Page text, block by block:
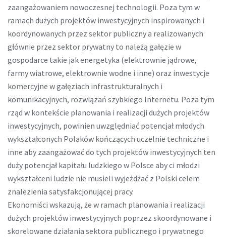
zaangażowaniem nowoczesnej technologii. Poza tym w
ramach dużych projektów inwestycyjnych inspirowanych i
koordynowanych przez sektor publiczny a realizowanych
głównie przez sektor prywatny to należą gałęzie w
gospodarce takie jak energetyka (elektrownie jądrowe,
farmy wiatrowe, elektrownie wodne i inne) oraz inwestycje
komercyjne w gałęziach infrastrukturalnych i
komunikacyjnych, rozwiązań szybkiego Internetu. Poza tym
rząd w kontekście planowania i realizacji dużych projektów
inwestycyjnych, powinien uwzględniać potencjał młodych
wykształconych Polaków kończących uczelnie techniczne i
inne aby zaangażować do tych projektów inwestycyjnych ten
duży potencjał kapitału ludzkiego w Polsce aby ci młodzi
wykształceni ludzie nie musieli wyjeżdżać z Polski celem
znalezienia satysfakcjonującej pracy.
Ekonomiści wskazują, że w ramach planowania i realizacji
dużych projektów inwestycyjnych poprzez skoordynowane i
skorelowane działania sektora publicznego i prywatnego